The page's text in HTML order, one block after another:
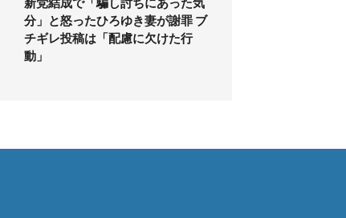
分」と怒ったひろゆき妻が謝罪 ブ
チギレ投稿は「配慮に欠けた行
動」